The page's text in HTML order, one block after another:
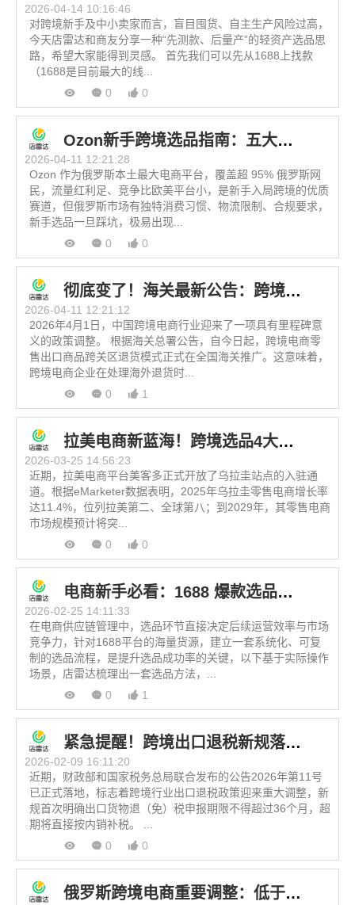
2026-04-14 10:16:46
对跨境新手及中小卖家而言，盲目囤货、自主生产风险过高，
今天店雷达和商友分享一种“先测款、后量产”的轻资产选品思
路，希望大家能得到灵感。 首先我们可以先从1688上找款
（1688是目前最大的线...
0
0
Ozon新手跨境选品指南：五大热门爆款类目+避坑清单
2026-04-11 12:21:28
Ozon 作为俄罗斯本土最大电商平台，覆盖超 95% 俄罗斯网
民，流量红利足、竞争比欧美平台小，是新手入局跨境的优质
赛道，但俄罗斯市场有独特消费习惯、物流限制、合规要求，
新手选品一旦踩坑，极易出现...
0
0
彻底变了！海关最新公告：跨境电商全国通退模式全面开启！
2026-04-11 12:21:12
2026年4月1日，中国跨境电商行业迎来了一项具有里程碑意
义的政策调整。 根据海关总署公告，自今日起，跨境电商零
售出口商品跨关区退货模式正式在全国海关推广。这意味着，
跨境电商企业在处理海外退货时...
0
1
拉美电商新蓝海！跨境选品4大高潜力赛道推荐
2026-03-25 14:56:23
近期，拉美电商平台美客多正式开放了乌拉圭站点的入驻通
道。根据eMarketer数据表明，2025年乌拉圭零售电商增长率
达11.4%，位列拉美第二、全球第八；到2029年，其零售电商
市场规模预计将突...
0
0
电商新手必看：1688 爆款选品四步法，少走90%弯路！
2026-02-25 14:11:33
在电商供应链管理中，选品环节直接决定后续运营效率与市场
竞争力，针对1688平台的海量货源，建立一套系统化、可复
制的选品流程，是提升选品成功率的关键，以下基于实际操作
场景，店雷达梳理出一套选品方法，...
0
1
紧急提醒！跨境出口退税新规落地，超期直接补税！
2026-02-09 16:11:20
近期，财政部和国家税务总局联合发布的公告2026年第11号
已正式落地，标志着跨境行业出口退税政策迎来重大调整，新
规首次明确出口货物退（免）税申报期限不得超过36个月，超
期将直接按内销补税。 ...
0
0
俄罗斯跨境电商重要调整：低于200欧元商品进入免税通道！